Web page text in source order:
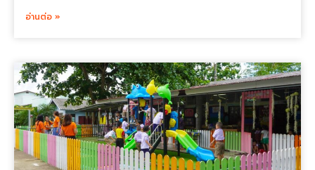
อ่านต่อ »